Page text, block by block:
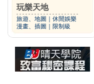
玩樂天地
旅遊、地圖
休閒娛樂
漫畫、插圖
限制級